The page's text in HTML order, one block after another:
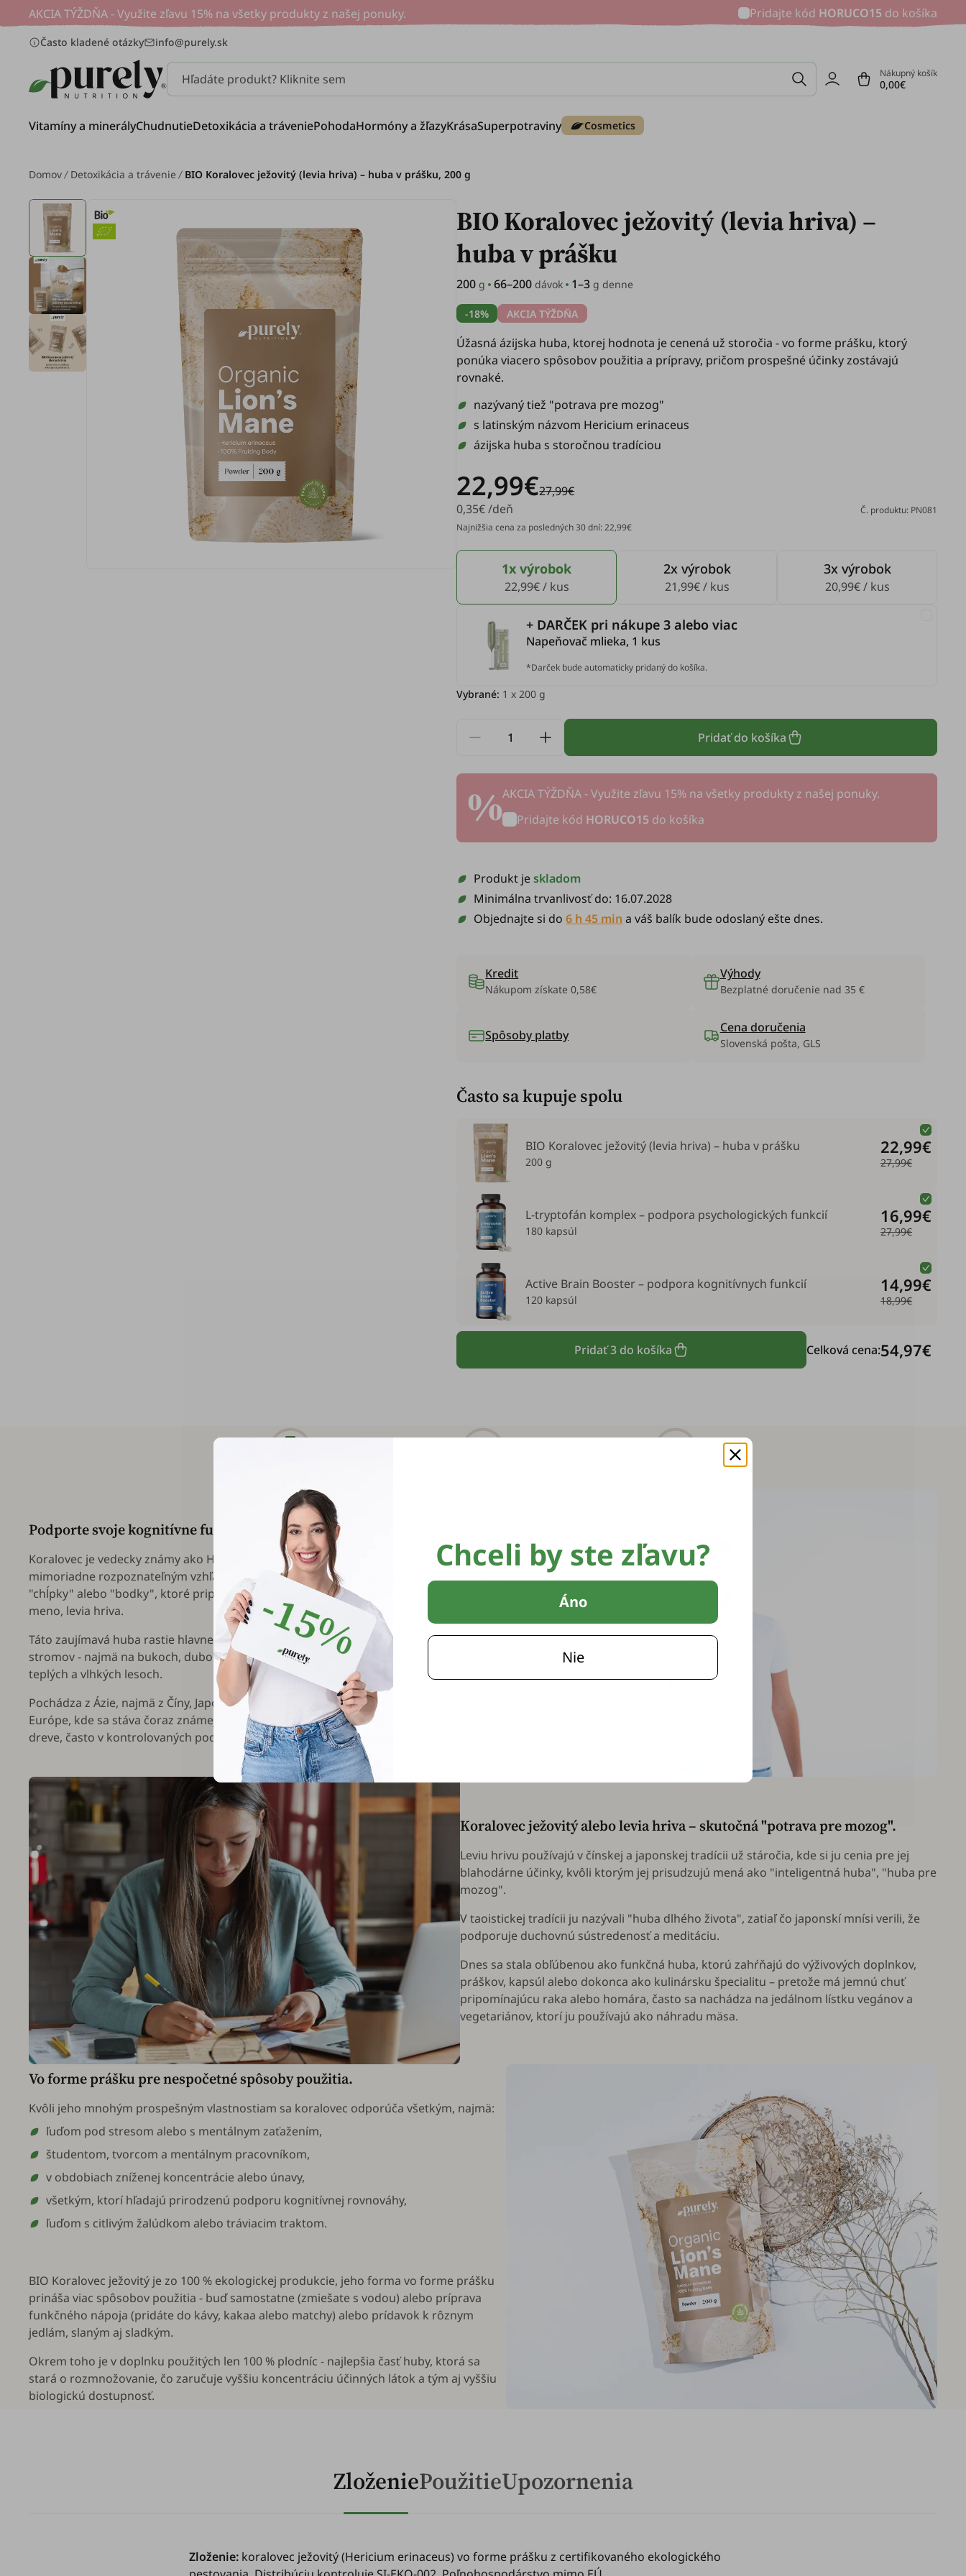
AKCIA TÝŽDŇA - Využite zľavu 15% na všetky produkty z našej ponuky. Pridajte kód HORUCO15 do košíka
Často kladené otázky info@purely.sk
Hľadáte produkt? Kliknite sem Nákupný košík
0,00€
Vitamíny a minerályChudnutieDetoxikácia a tráveniePohodaHormóny a žľazyKrásaSuperpotraviny Cosmetics
Domov Detoxikácia a trávenie BIO Koralovec ježovitý (levia hriva) – huba v prášku, 200 g
BIO Koralovec ježovitý (levia hriva) –
huba v prášku
200 g 66–200 dávok 1–3 g denne
-18% AKCIA TÝŽDŇA
Úžasná ázijska huba, ktorej hodnota je cenená už storočia - vo forme prášku, ktorý
ponúka viacero spôsobov použitia a prípravy, pričom prospešné účinky zostávajú
rovnaké.
nazývaný tiež "potrava pre mozog"
s latinským názvom Hericium erinaceus
ázijska huba s storočnou tradíciou
22,99€27,99€
0,35€ /deň
Č. produktu: PN081
Najnižšia cena za posledných 30 dní: 22,99€
1x výrobok
22,99€ / kus
2x výrobok
21,99€ / kus
3x výrobok
20,99€ / kus
+ DARČEK pri nákupe 3 alebo viac
Napeňovač mlieka, 1 kus
*Darček bude automaticky pridaný do košíka.
Vybrané: 1 x 200 g
Pridať do košíka
AKCIA TÝŽDŇA - Využite zľavu 15% na všetky produkty z našej ponuky.
Pridajte kód HORUCO15 do košíka
Produkt jeskladom
Minimálna trvanlivosť do: 16.07.2028
Objednajte si do6 h 45 min a váš balík bude odoslaný ešte dnes.
Kredit
Nákupom získate0,58€
Výhody
Bezplatné doručenie nad 35 €
Spôsoby platby Cena doručenia
Slovenská pošta, GLS
Často sa kupuje spolu
BIO Koralovec ježovitý (levia hriva) – huba v prášku
200 g
22,99€
27,99€
L-tryptofán komplex – podpora psychologických funkcií
180 kapsúl
16,99€
27,99€
Active Brain Booster – podpora kognitívnych funkcií
120 kapsúl
14,99€
18,99€
Pridať 3 do košíka Celková cena:54,97€
Podporte svoje kognitívne funkcie darmi prírody.
Koralovec je vedecky známy ako Hericium erinaceus, je to jedlá a funkčná huba s
mimoriadne rozpoznateľným vzhľadom - namiesto klasických klobúkov má dlhé, visiace
"chĺpky" alebo "bodky", ktoré pripomínajú leviu hrivu, odkiaľ pochádza aj jej druhé
meno, levia hriva.
Táto zaujímavá huba rastie hlavne na mŕtvom alebo oslabenom dreve listnatých
stromov - najmä na bukoch, duboch, jasenoch a javoroch. Nájdeme ju v miernych
teplých a vlhkých lesoch.
Pochádza z Ázie, najmä z Číny, Japonska a Kórey, ale rastie aj v Severnej Amerike a
Európe, kde sa stáva čoraz známejšou. Jej pestovanie prebieha hlavne na pilinách alebo
dreve, často v kontrolovaných podmienkach kvôli vzácnej prítomnosti v prírode.
Koralovec ježovitý alebo levia hriva – skutočná "potrava pre mozog".
Leviu hrivu používajú v čínskej a japonskej tradícii už stáročia, kde si ju cenia pre jej
blahodárne účinky, kvôli ktorým jej prisudzujú mená ako "inteligentná huba", "huba pre
mozog".
V taoistickej tradícii ju nazývali "huba dlhého života", zatiaľ čo japonskí mnísi verili, že
podporuje duchovnú sústredenosť a meditáciu.
Dnes sa stala obľúbenou ako funkčná huba, ktorú zahŕňajú do výživových doplnkov,
práškov, kapsúl alebo dokonca ako kulinársku špecialitu – pretože má jemnú chuť
pripomínajúcu raka alebo homára, často sa nachádza na jedálnom lístku vegánov a
vegetariánov, ktorí ju používajú ako náhradu mäsa.
Vo forme prášku pre nespočetné spôsoby použitia.
Kvôli jeho mnohým prospešným vlastnostiam sa koralovec odporúča všetkým, najmä:
ľuďom pod stresom alebo s mentálnym zaťažením,
študentom, tvorcom a mentálnym pracovníkom,
v obdobiach zníženej koncentrácie alebo únavy,
všetkým, ktorí hľadajú prirodzenú podporu kognitívnej rovnováhy,
ľuďom s citlivým žalúdkom alebo tráviacim traktom.
BIO Koralovec ježovitý je zo 100 % ekologickej produkcie, jeho forma vo forme prášku
prináša viac spôsobov použitia - buď samostatne (zmiešate s vodou) alebo príprava
funkčného nápoja (pridáte do kávy, kakaa alebo matchy) alebo prídavok k rôznym
jedlám, slaným aj sladkým.
Okrem toho je v doplnku použitých len 100 % plodníc - najlepšia časť huby, ktorá sa
stará o rozmnožovanie, čo zaručuje vyššiu koncentráciu účinných látok a tým aj vyššiu
biologickú dostupnosť.
ZloženiePoužitieUpozornenia
Zloženie: koralovec ježovitý (Hericium erinaceus) vo forme prášku z certifikovaného ekologického
Chceli by ste zľavu?
Áno
Nie